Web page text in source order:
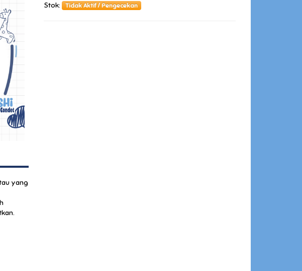
yang
Stok:
Tidak Aktif / Pengecekan